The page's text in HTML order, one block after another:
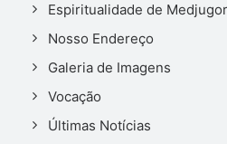
Espiritualidade de
Nosso Endereço
Galeria de Imagens
Vocação
Últimas Notícias